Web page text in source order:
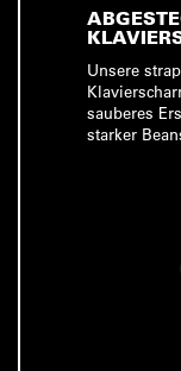
Unsere
sauberes
starker